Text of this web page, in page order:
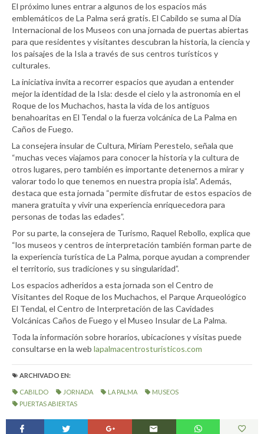
El próximo lunes entrar a algunos de los espacios más
emblemáticos de La Palma será gratis. El Cabildo se suma al Día
Internacional de los Museos con una jornada de puertas abiertas
para que residentes y visitantes descubran la historia, la ciencia y
los paisajes de la Isla a través de sus centros turísticos y
culturales.
La iniciativa invita a recorrer espacios que ayudan a entender
mejor la identidad de la Isla: desde el cielo y la astronomía en el
Roque de los Muchachos, hasta la vida de los antiguos
benahoaritas en El Tendal o la fuerza volcánica de La Palma en
Caños de Fuego.
La consejera insular de Cultura, Miriam Perestelo, señala que
“muchas veces viajamos para conocer la historia y la cultura de
otros lugares, pero también es importante detenernos a mirar y
valorar todo lo que tenemos en nuestra propia isla”. Además,
destaca que esta jornada “permite disfrutar de estos espacios de
manera gratuita y vivir una experiencia enriquecedora para
personas de todas las edades”.
Por su parte, la consejera de Turismo, Raquel Rebollo, explica que
“los museos y centros de interpretación también forman parte de
la experiencia turística de La Palma, porque ayudan a comprender
el territorio, sus tradiciones y su singularidad”.
Los espacios adheridos a esta jornada son el Centro de
Visitantes del Roque de los Muchachos, el Parque Arqueológico
El Tendal, el Centro de Interpretación de las Cavidades
Volcánicas Caños de Fuego y el Museo Insular de La Palma.
Toda la información sobre horarios, ubicaciones y visitas puede
consultarse en la web lapalmacentrosturisticos.com
ARCHIVADO EN:
CABILDO JORNADA LA PALMA
MUSEOS
PUERTAS ABIERTAS